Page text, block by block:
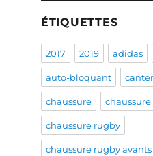
ÉTIQUETTES
2017 2019 adidas
auto-bloquant
chaussure chaussure
chaussure rugby
chaussure rugby avants